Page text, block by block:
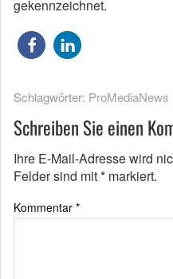
gekennzeichnet.
Schlagwörter: ProMediaNews
Schreiben Sie einen
Ihre E-Mail-Adresse wird
Felder sind mit* markiert.
Kommentar *